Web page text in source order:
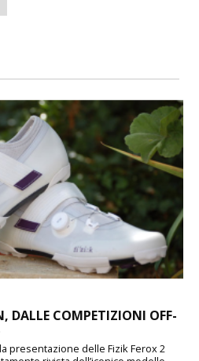
DALLE COMPETIZIONI OFF-
presentazione delle Fizik Ferox 2